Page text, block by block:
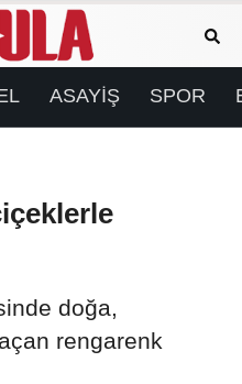
ASAYİŞ SPOR
doğa,
rengarenk